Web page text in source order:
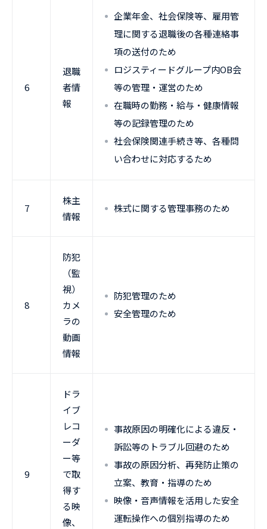
6
退職
者情
報
企業年金、社会保険等、雇用管
理に関する退職後の各種連絡事
項の送付のため
ロジスティードグループ内OB会
等の管理・運営のため
在職時の勤務・給与・健康情報
等の記録管理のため
社会保険関連手続き等、各種問
い合わせに対応するため
7
株主
情報
株式に関する管理事務のため
8
防犯
（監
視）
カメ
ラの
動画
情報
防犯管理のため
安全管理のため
9
ドラ
イブ
レコ
ーダ
ー等
で取
得す
る映
像、
事故原因の明確化による違反・
訴訟等のトラブル回避のため
事故の原因分析、再発防止策の
立案、教育・指導のため
映像・音声情報を活用した安全
運転操作への個別指導のため